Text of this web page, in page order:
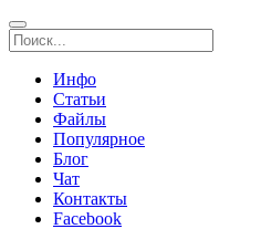
Инфо
Статьи
Файлы
Популярное
Блог
Чат
Контакты
Facebook